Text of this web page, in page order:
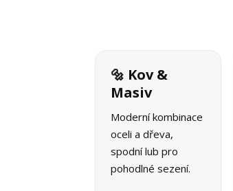
🔩 Kov &
Masiv
Moderní kombinace
oceli a dřeva,
spodní lub pro
pohodlné sezení.